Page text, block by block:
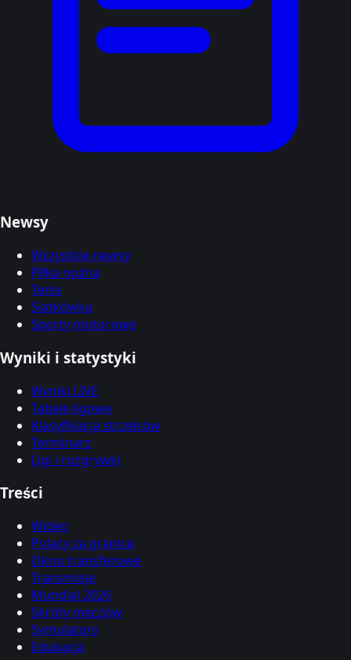
Newsy
Wszystkie newsy
Piłka nożna
Tenis
Siatkówka
Sporty motorowe
Wyniki i statystyki
Wyniki LIVE
Tabele ligowe
Klasyfikacja strzelców
Terminarz
Ligi i rozgrywki
Treści
Wideo
Polacy za granicą
Okno transferowe
Transmisje
Mundial 2026
Skróty meczów
Symulatory
Edukacja